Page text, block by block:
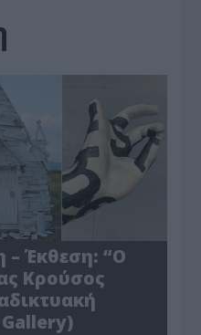
Έκθεση: “O
Κρούσος